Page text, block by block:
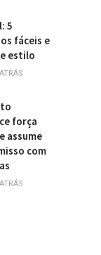
5
fáceis e
estilo
força
assume
com